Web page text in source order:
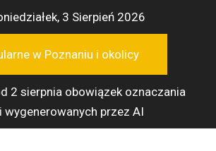
Przejdź
treści
3 Sierpień 2026
w Poznaniu i okolicy
2 sierpnia obowiązek oznaczania
wygenerowanych przez AI